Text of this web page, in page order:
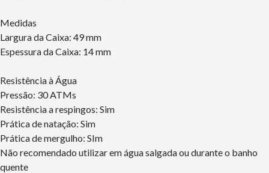
Medidas
Largura da Caixa: 49 mm
Espessura da Caixa: 14 mm
Resistência à Água
Pressão: 30 ATMs
Resistência a respingos: Sim
Prática de natação: Sim
Prática de mergulho: SIm
Não recomendado utilizar em água salgada ou durante o banho
quente